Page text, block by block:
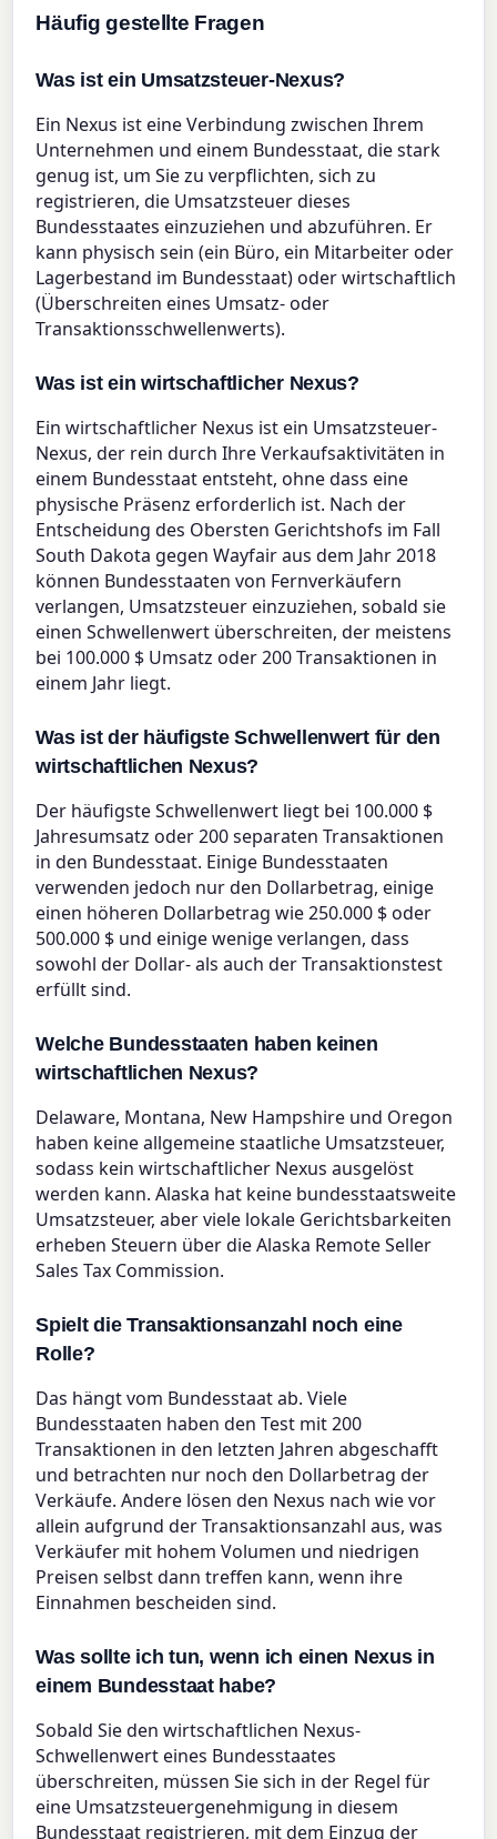
Häufig gestellte Fragen
Was ist ein Umsatzsteuer-Nexus?
Ein Nexus ist eine Verbindung zwischen Ihrem
Unternehmen und einem Bundesstaat, die stark
genug ist, um Sie zu verpflichten, sich zu
registrieren, die Umsatzsteuer dieses
Bundesstaates einzuziehen und abzuführen. Er
kann physisch sein (ein Büro, ein Mitarbeiter oder
Lagerbestand im Bundesstaat) oder wirtschaftlich
(Überschreiten eines Umsatz- oder
Transaktionsschwellenwerts).
Was ist ein wirtschaftlicher Nexus?
Ein wirtschaftlicher Nexus ist ein Umsatzsteuer-
Nexus, der rein durch Ihre Verkaufsaktivitäten in
einem Bundesstaat entsteht, ohne dass eine
physische Präsenz erforderlich ist. Nach der
Entscheidung des Obersten Gerichtshofs im Fall
South Dakota gegen Wayfair aus dem Jahr 2018
können Bundesstaaten von Fernverkäufern
verlangen, Umsatzsteuer einzuziehen, sobald sie
einen Schwellenwert überschreiten, der meistens
bei 100.000 $ Umsatz oder 200 Transaktionen in
einem Jahr liegt.
Was ist der häufigste Schwellenwert für den
wirtschaftlichen Nexus?
Der häufigste Schwellenwert liegt bei 100.000 $
Jahresumsatz oder 200 separaten Transaktionen
in den Bundesstaat. Einige Bundesstaaten
verwenden jedoch nur den Dollarbetrag, einige
einen höheren Dollarbetrag wie 250.000 $ oder
500.000 $ und einige wenige verlangen, dass
sowohl der Dollar- als auch der Transaktionstest
erfüllt sind.
Welche Bundesstaaten haben keinen
wirtschaftlichen Nexus?
Delaware, Montana, New Hampshire und Oregon
haben keine allgemeine staatliche Umsatzsteuer,
sodass kein wirtschaftlicher Nexus ausgelöst
werden kann. Alaska hat keine bundesstaatsweite
Umsatzsteuer, aber viele lokale Gerichtsbarkeiten
erheben Steuern über die Alaska Remote Seller
Sales Tax Commission.
Spielt die Transaktionsanzahl noch eine
Rolle?
Das hängt vom Bundesstaat ab. Viele
Bundesstaaten haben den Test mit 200
Transaktionen in den letzten Jahren abgeschafft
und betrachten nur noch den Dollarbetrag der
Verkäufe. Andere lösen den Nexus nach wie vor
allein aufgrund der Transaktionsanzahl aus, was
Verkäufer mit hohem Volumen und niedrigen
Preisen selbst dann treffen kann, wenn ihre
Einnahmen bescheiden sind.
Was sollte ich tun, wenn ich einen Nexus in
einem Bundesstaat habe?
Sobald Sie den wirtschaftlichen Nexus-
Schwellenwert eines Bundesstaates
überschreiten, müssen Sie sich in der Regel für
eine Umsatzsteuergenehmigung in diesem
Bundesstaat registrieren, mit dem Einzug der